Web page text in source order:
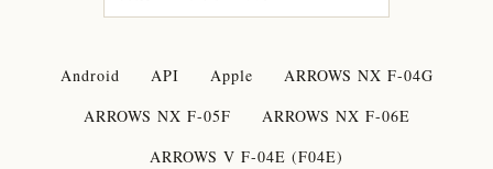
Android API Apple
ARROWS NX F-04G
ARROWS NX F-05F
ARROWS NX F-06E
ARROWS V F-04E (F04E)